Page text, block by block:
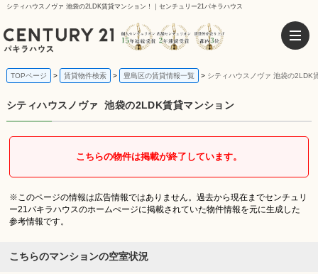
シティハウスノヴァ 池袋の2LDK賃貸マンション！｜センチュリー21パキラハウス
TOPページ 賃貸物件検索 豊島区の賃貸情報一覧 シティハウスノヴァ 池袋の2LDK
シティハウスノヴァ 池袋の2LDK賃貸マンション
こちらの物件は掲載が終了しています。
※このページの情報は広告情報ではありません。過去から現在までセンチュリ
ー21パキラハウスのホームぺージに掲載されていた物件情報を元に生成した
参考情報です。
こちらのマンションの空室状況